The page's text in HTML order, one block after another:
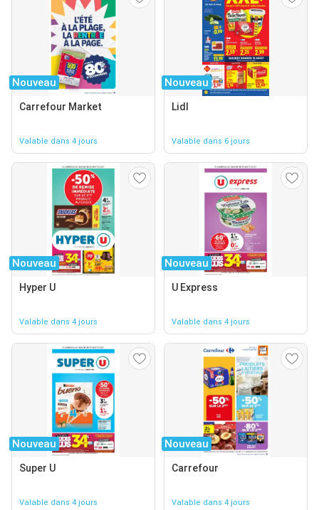
Nouveau
Carrefour Market
Valable dans 4 jours
Nouveau
Lidl
Valable dans 6 jours
Nouveau
Hyper U
Valable dans 4 jours
Nouveau
U Express
Valable dans 4 jours
Nouveau
Super U
Valable dans 4 jours
Nouveau
Carrefour
Valable dans 4 jours